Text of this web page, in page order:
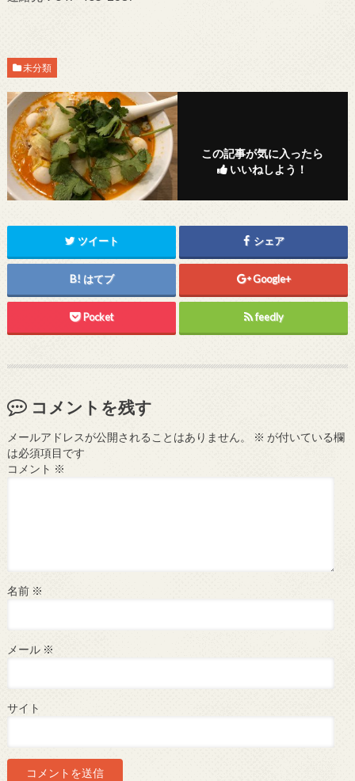
未分類
この記事が気に入ったら
いいねしよう！
ツイート シェア
はてブ Google+
Pocket feedly
コメントを残す
メールアドレスが公開されることはありません。 ※ が付いている欄
は必須項目です
コメント ※
名前 ※
メール ※
サイト